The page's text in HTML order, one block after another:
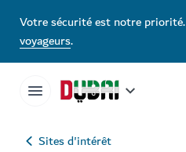
Votre sécurité est notre priorité.
voyageurs.
Sites d'intérêt